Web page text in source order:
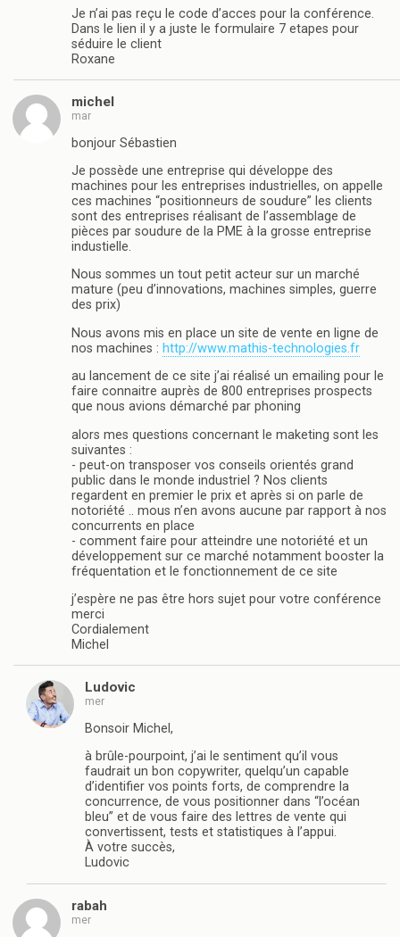
Je n’ai pas reçu le code d’acces pour la conférence.
Dans le lien il y a juste le formulaire 7 etapes pour
séduire le client
Roxane
michel
mar
bonjour Sébastien
Je possède une entreprise qui développe des
machines pour les entreprises industrielles, on appelle
ces machines “positionneurs de soudure” les clients
sont des entreprises réalisant de l’assemblage de
pièces par soudure de la PME à la grosse entreprise
industielle.
Nous sommes un tout petit acteur sur un marché
mature (peu d’innovations, machines simples, guerre
des prix)
Nous avons mis en place un site de vente en ligne de
nos machines : http://www.mathis-technologies.fr
au lancement de ce site j’ai réalisé un emailing pour le
faire connaitre auprès de 800 entreprises prospects
que nous avions démarché par phoning
alors mes questions concernant le maketing sont les
suivantes :
- peut-on transposer vos conseils orientés grand
public dans le monde industriel ? Nos clients
regardent en premier le prix et après si on parle de
notoriété .. mous n’en avons aucune par rapport à nos
concurrents en place
- comment faire pour atteindre une notoriété et un
développement sur ce marché notamment booster la
fréquentation et le fonctionnement de ce site
j’espère ne pas être hors sujet pour votre conférence
merci
Cordialement
Michel
Ludovic
mer
Bonsoir Michel,
à brûle-pourpoint, j’ai le sentiment qu’il vous
faudrait un bon copywriter, quelqu’un capable
d’identifier vos points forts, de comprendre la
concurrence, de vous positionner dans “l’océan
bleu” et de vous faire des lettres de vente qui
convertissent, tests et statistiques à l’appui.
À votre succès,
Ludovic
rabah
mer